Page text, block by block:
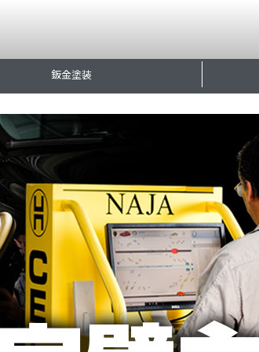
鈑金塗装